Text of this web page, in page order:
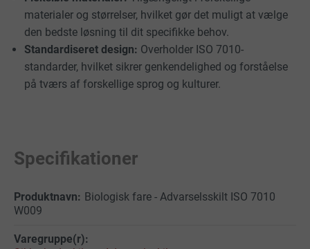
materialer og størrelser, hvilket gør det muligt at vælge
den bedste løsning til dit specifikke behov.
Standardiseret design: Overholder ISO 7010-
standarder, hvilket sikrer genkendelighed og forståelse
på tværs af forskellige sprog og kulturer.
Specifikationer
Biologisk fare - Advarselsskilt ISO 7010
W009